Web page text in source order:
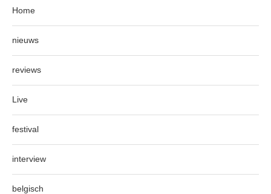
Home
nieuws
reviews
Live
festival
interview
belgisch